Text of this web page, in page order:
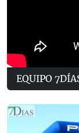
EQUIPO